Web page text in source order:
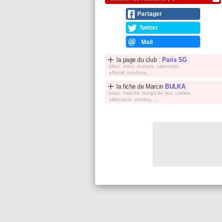
Partager
Twitter
Mail
la page du club : Paris SG
bilan, stats, réultats, calendrier,
effectif, tranferts, ...
la fiche de Marcin BULKA
bilan, matchs, temps de jeu, carriée,
sélections, photos, ...